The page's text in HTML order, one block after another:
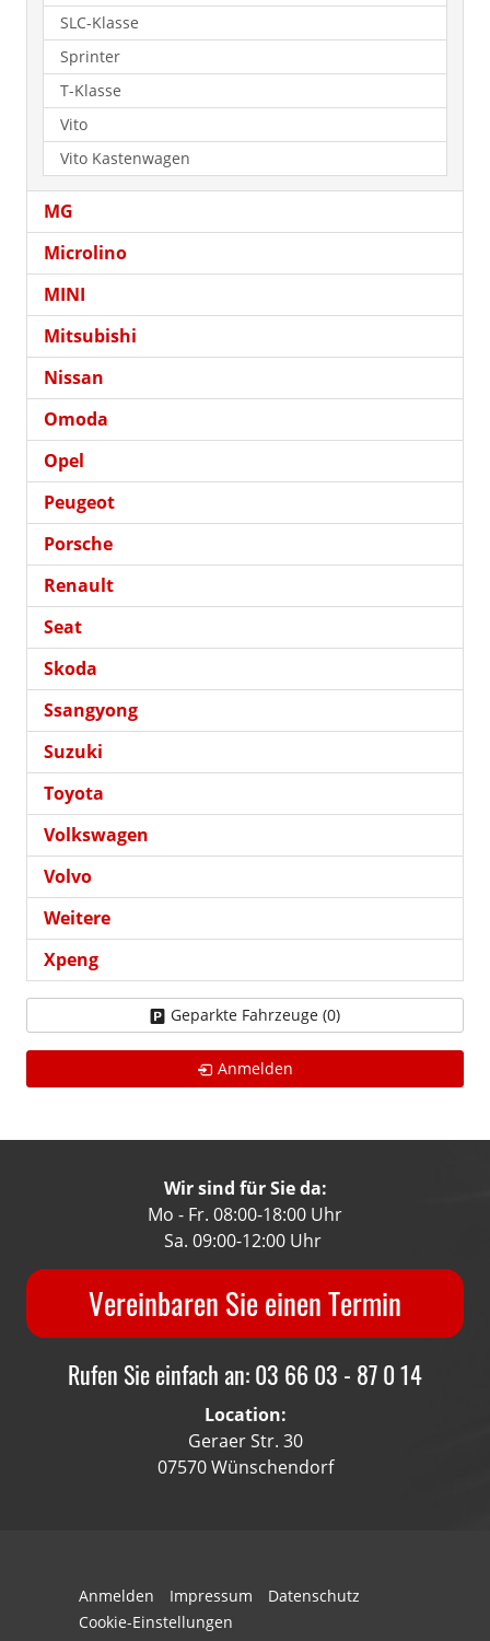
SLC-Klasse
Sprinter
T-Klasse
Vito
Vito Kastenwagen
MG
Microlino
MINI
Mitsubishi
Nissan
Omoda
Opel
Peugeot
Porsche
Renault
Seat
Skoda
Ssangyong
Suzuki
Toyota
Volkswagen
Volvo
Weitere
Xpeng
Geparkte Fahrzeuge (0)
Anmelden
Wir sind für Sie da:
Mo - Fr. 08:00-18:00 Uhr
Sa. 09:00-12:00 Uhr
Vereinbaren Sie einen Termin
Rufen Sie einfach an: 03 66 03 - 87 0 14
Location:
Geraer Str. 30
07570 Wünschendorf
Anmelden Impressum
Datenschutz
Cookie-Einstellungen